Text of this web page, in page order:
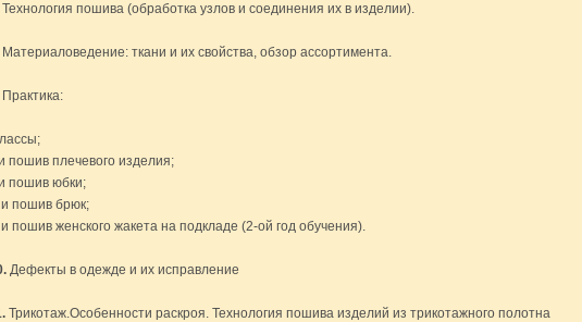
Технология пошива (обработка узлов и соединения их в изделии).
Материаловедение: ткани и их свойства, обзор ассортимента.
Практика:
пошив плечевого изделия;
пошив юбки;
пошив брюк;
пошив женского жакета на подкладе (2-ой год обучения).
Дефекты в одежде и их исправление
Трикотаж.Особенности раскроя. Технология пошива изделий из трикотажного полотна